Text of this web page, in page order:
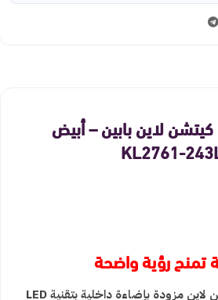
لاين بابين – أبيض
KL2761-
تأتي ثلاجه بلت ان كيتشن لاين مزودة بإضاءة داخلية بتقنية LED